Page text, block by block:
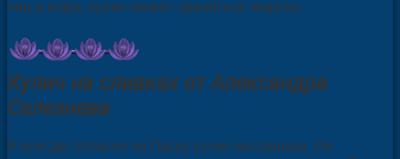
яиц и жира, кулич может храниться неделю.
Кулич на сливках от Александра
Селезнева
Я всегда готовлю на Пасху кулич на сливках. Он